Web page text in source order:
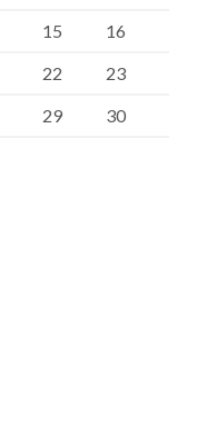
15
16
22
23
29
30